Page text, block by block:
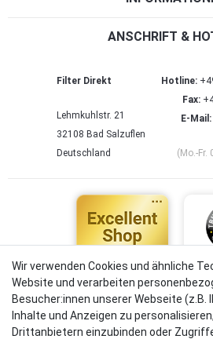
ANSCHRIFT &
Filter Direkt
Lehmkuhlstr. 21
32108 Bad Salzuflen
Deutschland
Hotline:
Fax:
E-Mail:
(Mo.-Fr.
Wir verwenden Cookies und ähnliche
Website und verarbeiten
Besucher:innen unserer Webseite (z.B.
Inhalte und Anzeigen zu
Drittanbietern einzubinden oder